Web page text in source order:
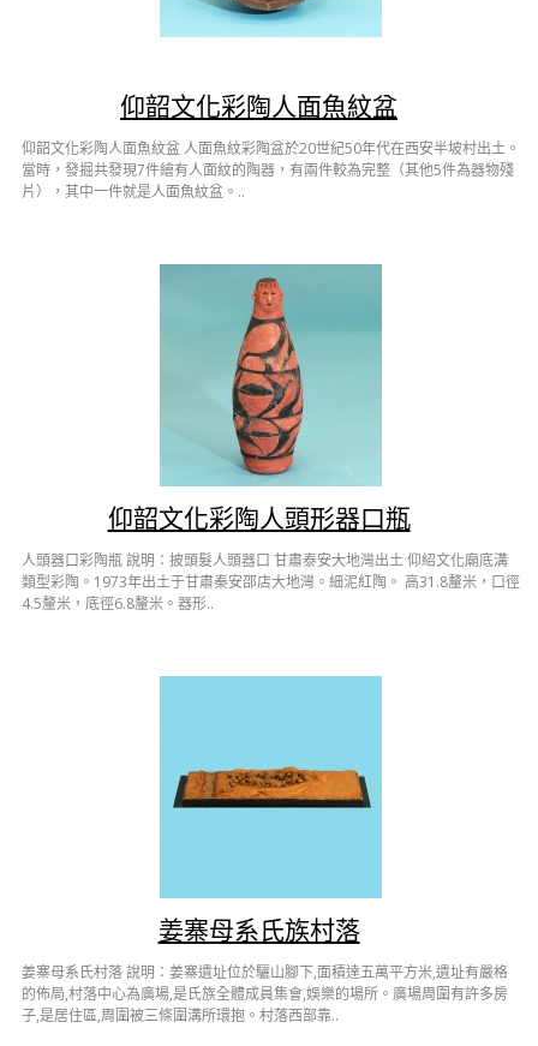
仰韶文化彩陶人面魚紋盆
仰韶文化彩陶人面魚紋盆 人面魚紋彩陶盆於20世紀50年代在西安半坡村出土。
當時，發掘共發現7件繪有人面紋的陶器，有兩件較為完整（其他5件為器物殘
片），其中一件就是人面魚紋盆。..
仰韶文化彩陶人頭形器口瓶
人頭器口彩陶瓶 說明：披頭髮人頭器口 甘肅泰安大地灣出土 仰紹文化廟底溝
類型彩陶。1973年出土于甘肅秦安邵店大地灣。細泥紅陶。 高31.8釐米，口徑
4.5釐米，底徑6.8釐米。器形..
姜寨母系氏族村落
姜寨母系氏村落 說明：姜寨遺址位於驪山腳下,面積達五萬平方米,遺址有嚴格
的佈局,村落中心為廣場,是氏族全體成員集會,娛樂的場所。廣場周圍有許多房
子,是居住區,周圍被三條圍溝所環抱。村落西部靠..